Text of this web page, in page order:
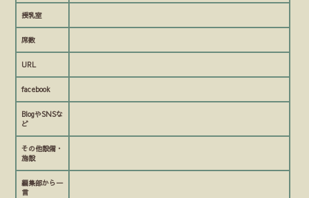
授乳室
席数
URL
facebook
BlogやSNSな
ど
その他設備・
施設
編集部から一
言